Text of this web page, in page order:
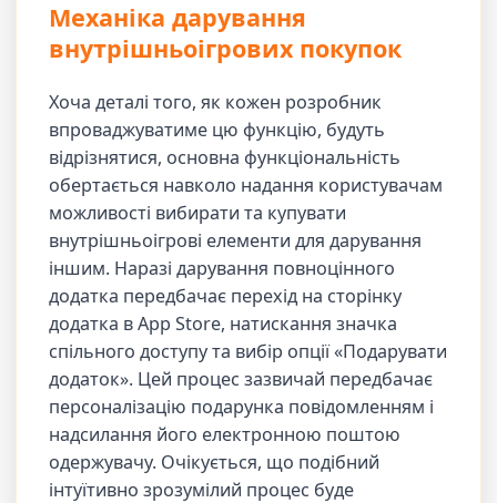
Механіка дарування
внутрішньоігрових покупок
Хоча деталі того, як кожен розробник
впроваджуватиме цю функцію, будуть
відрізнятися, основна функціональність
обертається навколо надання користувачам
можливості вибирати та купувати
внутрішньоігрові елементи для дарування
іншим. Наразі дарування повноцінного
додатка передбачає перехід на сторінку
додатка в App Store, натискання значка
спільного доступу та вибір опції «Подарувати
додаток». Цей процес зазвичай передбачає
персоналізацію подарунка повідомленням і
надсилання його електронною поштою
одержувачу. Очікується, що подібний
інтуїтивно зрозумілий процес буде